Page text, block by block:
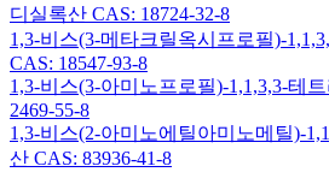
디실록산 CAS: 18724-32-8
1,3-비스(3-메타크릴옥시프로필)-
CAS: 18547-93-8
1,3-비스(3-아미노프로필)-1,1,3,3-테
2469-55-8
1,3-비스(2-아미노에틸아미노메틸)-
산 CAS: 83936-41-8